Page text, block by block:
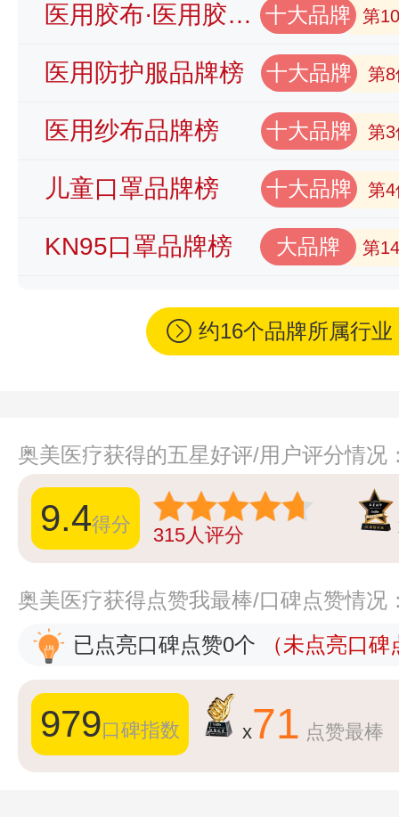
医用胶布·医用胶带品牌榜 十大品牌 第
医用防护服品牌榜 十大品牌 第8
医用纱布品牌榜 十大品牌 第3
儿童口罩品牌榜 十大品牌 第4
KN95口罩品牌榜 大品牌 第
约16个品牌所属行
奥美医疗获得的五星好评/用户评分情况
9.4得分 315人评分
奥美医疗获得点赞我最棒/口碑点赞情况
已点亮口碑点赞0个
（未点亮口
979口碑指数 x71 点赞最棒